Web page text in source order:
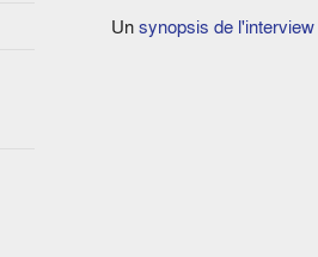
Unsynopsis de l'interview